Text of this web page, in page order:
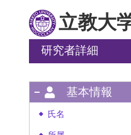
立教大
研究者詳細
基本情報
◆ 氏名